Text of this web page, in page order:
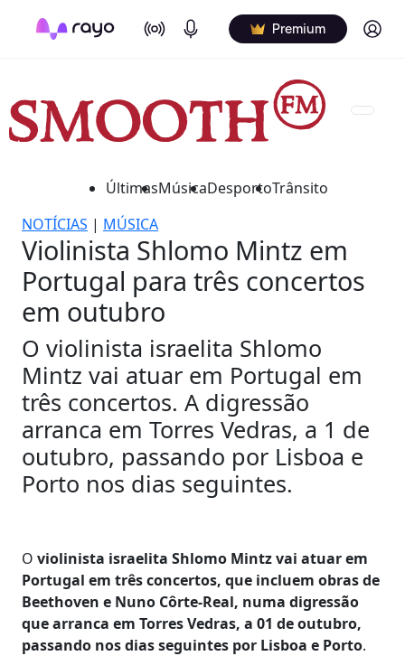
On Air Podcasts Premium Log in
ÚltimasMúsicaDesportoTrânsito
NOTÍCIAS | MÚSICA
Violinista Shlomo Mintz em
Portugal para três concertos
em outubro
O violinista israelita Shlomo
Mintz vai atuar em Portugal em
três concertos. A digressão
arranca em Torres Vedras, a 1 de
outubro, passando por Lisboa e
Porto nos dias seguintes.
O violinista israelita Shlomo Mintz vai atuar em
Portugal em três concertos, que incluem obras de
Beethoven e Nuno Côrte-Real, numa digressão
que arranca em Torres Vedras, a 01 de outubro,
passando nos dias seguintes por Lisboa e Porto.